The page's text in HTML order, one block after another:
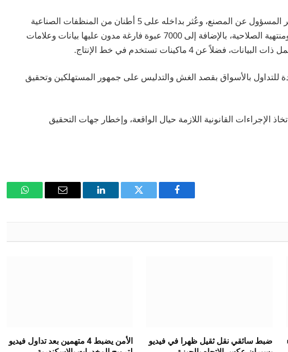
وخلال المداهمة، تم ضبط المدير المسؤول عن المصنع، وعُثر بداخله على 5 أطنان من المنظفات الصناعية
والمواد الخام مجهولة المصدر ومنتهية الصلاحية، بالإضافة إلى 7000 عبوة فارغة مدون عليها بيانات وعلامات
للتداول بالأسواق بقصد الغش والتدليس على جمهور المستهلكين وتحقيق
الإجراءات القانونية اللازمة حيال الواقعة، وإخطار جهات التحقيق
فيسبوك
تويتر لينكدإن
البريد
واتساب
ضبط سائقي نقل ثقيل ظهرا في فيديو
الأمن يضبط 4 متهمين بعد تداول فيديو